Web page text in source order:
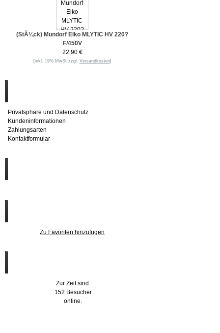
(StÃ¼ck) Mundorf Elko MLYTIC HV 220?
F/450V
22,90 €
[inkl. 19% MwSt zzgl. Versandkosten]
Privatsphäre und Datenschutz
Kundeninformationen
Zahlungsarten
Kontaktformular
Zu Favoriten hinzufügen
Zur Zeit sind
152 Besucher
online.